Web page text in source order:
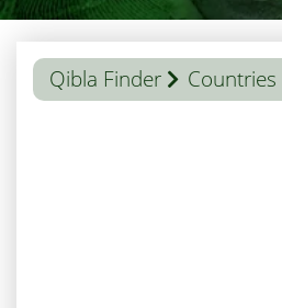
Qibla Finder Countries